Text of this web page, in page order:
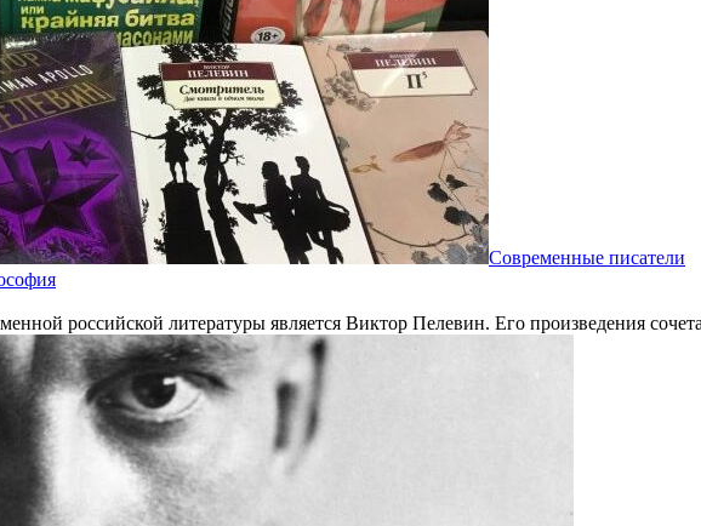
Современные писатели
российской литературы является Виктор Пелевин. Его произведения